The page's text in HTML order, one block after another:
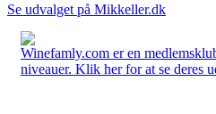
Se udvalget på Mikkeller.dk
Winefamly.com er en
niveauer. Klik her for at se deres